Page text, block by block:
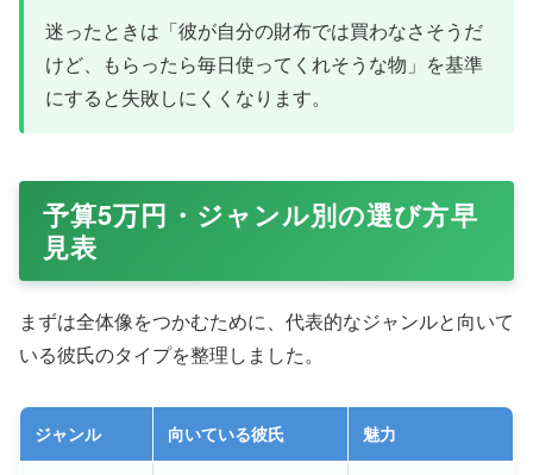
迷ったときは「彼が自分の財布では買わなさそうだ
けど、もらったら毎日使ってくれそうな物」を基準
にすると失敗しにくくなります。
予算5万円・ジャンル別の選び方早
見表
まずは全体像をつかむために、代表的なジャンルと向いて
いる彼氏のタイプを整理しました。
ジャンル 向いている彼氏 魅力